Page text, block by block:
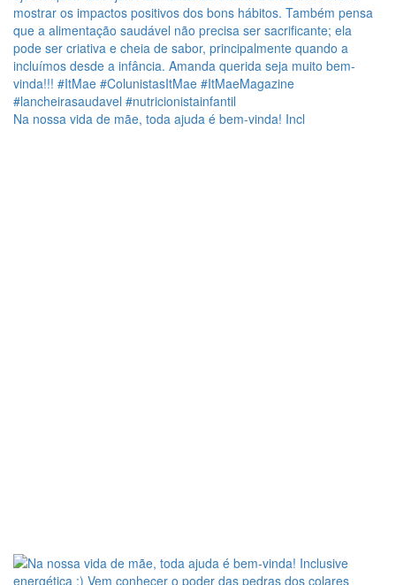
Na nossa vida de mãe, toda ajuda é bem-vinda! Incl